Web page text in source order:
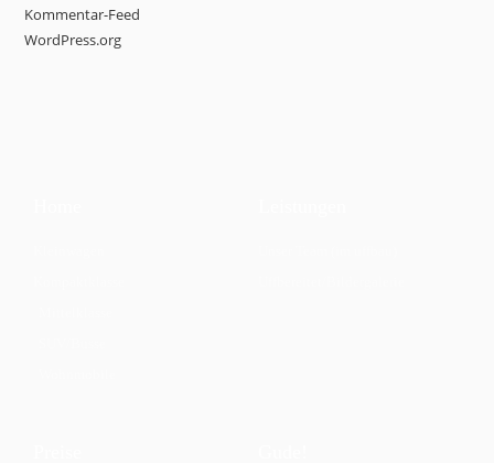
Kommentar-Feed
WordPress.org